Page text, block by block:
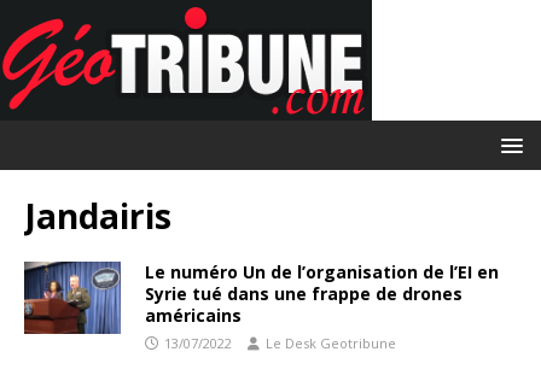
Jandairis
Le numéro Un de l’organisation de l’EI en
Syrie tué dans une frappe de drones
américains
13/07/2022 Le Desk Geotribune